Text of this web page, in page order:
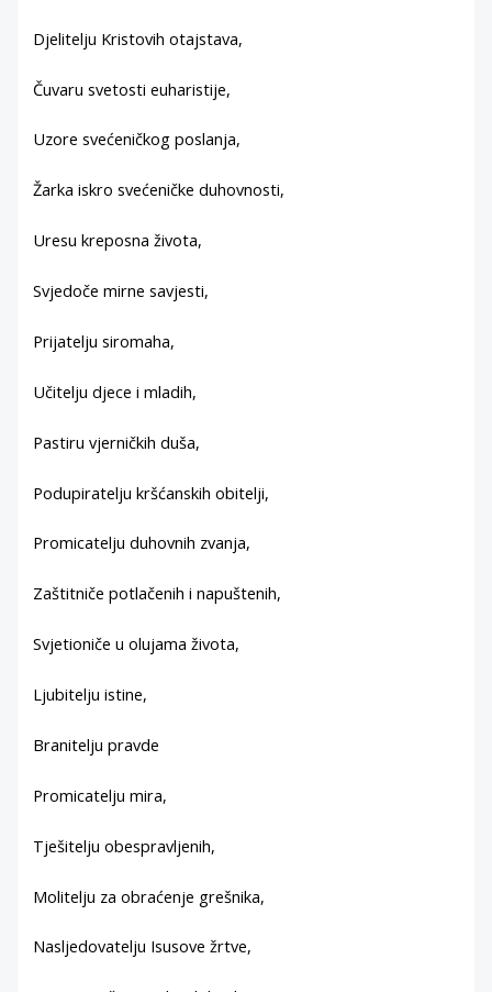
Djelitelju Kristovih otajstava,
Čuvaru svetosti euharistije,
Uzore svećeničkog poslanja,
Žarka iskro svećeničke duhovnosti,
Uresu kreposna života,
Svjedoče mirne savjesti,
Prijatelju siromaha,
Učitelju djece i mladih,
Pastiru vjerničkih duša,
Podupiratelju kršćanskih obitelji,
Promicatelju duhovnih zvanja,
Zaštitniče potlačenih i napuštenih,
Svjetioniče u olujama života,
Ljubitelju istine,
Branitelju pravde
Promicatelju mira,
Tješitelju obespravljenih,
Molitelju za obraćenje grešnika,
Nasljedovatelju Isusove žrtve,